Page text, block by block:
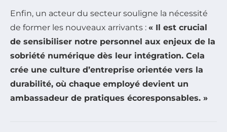
Enfin, un acteur du secteur souligne la nécessité
de former les nouveaux arrivants : « Il est crucial
de sensibiliser notre personnel aux enjeux de la
sobriété numérique dès leur intégration. Cela
crée une culture d’entreprise orientée vers la
durabilité, où chaque employé devient un
ambassadeur de pratiques écoresponsables. »